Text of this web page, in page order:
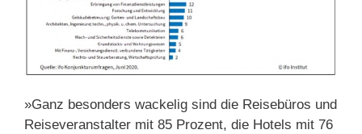
»Ganz besonders wackelig sind die Reisebüros und
Reiseveranstalter mit 85 Prozent, die Hotels mit 76